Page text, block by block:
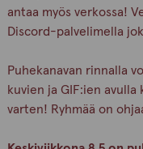
antaa myös verkossa!
Discord-palvelimella
Puhekanavan rinnalla
kuvien ja GIF:ien
varten! Ryhmää on